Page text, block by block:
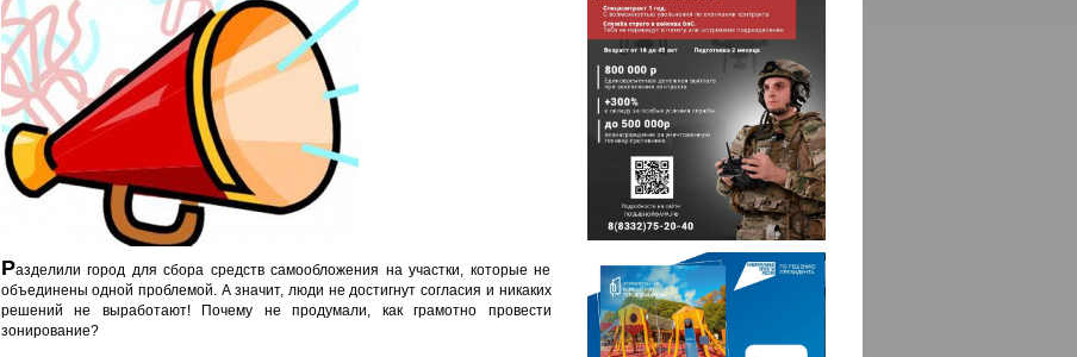
Разделили город для сбора средств самообложения на участки, которые не
объединены одной проблемой. А значит, люди не достигнут согласия и никаких
решений не выработают! Почему не продумали, как грамотно провести
зонирование?